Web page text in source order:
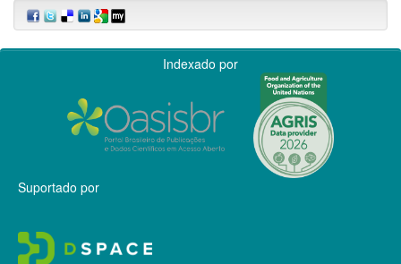
Indexado por
Suportado por